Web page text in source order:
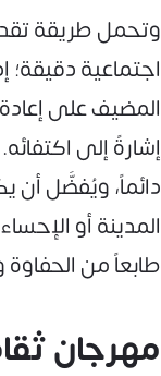
وتحمل طريقة
اجتماعية دقيقة؛
المضيف على
إشارةً إلى
دائماً، ويُفضَّل أن
المدينة أو
طابعاً من الحفاوة
مهرجان